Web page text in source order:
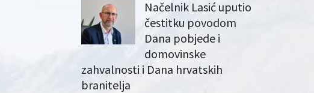
Načelnik Lasić uputio
čestitku povodom
Dana pobjede i
domovinske
zahvalnosti i Dana hrvatskih
branitelja